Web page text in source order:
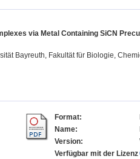
via Metal Containing SiCN
Bayreuth, Fakultät für Biologie,
Format:
Name:
Version:
Verfügbar mit der Lizenz